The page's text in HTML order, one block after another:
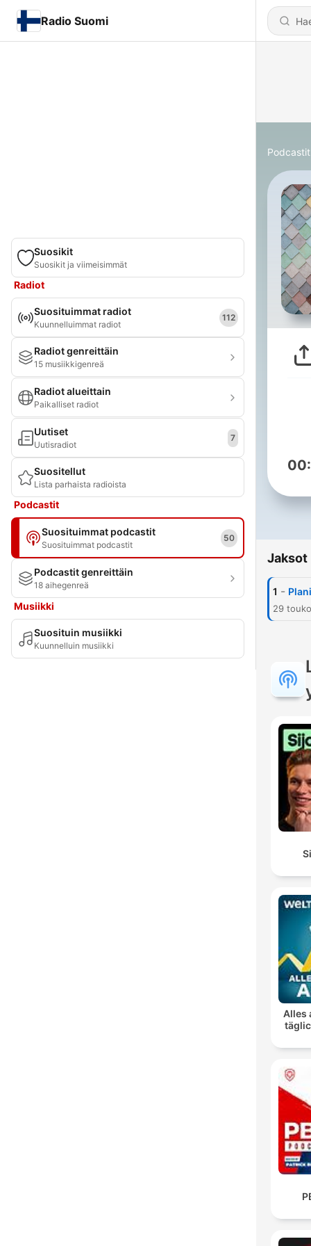
Radio Suomi
Suosikit
Suosikit ja viimeisimmät
Radiot
Suosituimmat radiot
Kuunnelluimmat radiot
112
Radiot genreittäin
15 musiikkigenreä
Radiot alueittain
Paikalliset radiot
Uutiset
Uutisradiot
7
Suositellut
Lista parhaista radioista
Podcastit
Suosituimmat podcastit
Suosituimmat podcastit
50
Podcastit genreittäin
18 aihegenreä
Musiikki
Suosituin musiikki
Kuunnelluin musiikki
Podcastit
Jaksot
1 -
29
Alles